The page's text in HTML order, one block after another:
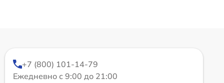
+7 (800) 101-14-79
Ежедневно с 9:00 до 21:00